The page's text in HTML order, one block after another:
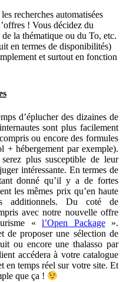
recherches automatisées
! Vous décidez du
la thématique ou du To, etc.
en termes de disponibilités)
et surtout en fonction
d’éplucher des dizaines de
sont plus facilement
ou encore des formules
+ hébergement par exemple).
plus susceptible de leur
intéressante. En termes de
donné qu’il y a de fortes
les mêmes prix qu’en haute
additionnels. Du coté de
avec notre nouvelle offre
« l’Open Package».
de proposer une sélection de
ou encore une thalasso par
accédera à votre catalogue
en temps réel sur votre site. Et
que ça !